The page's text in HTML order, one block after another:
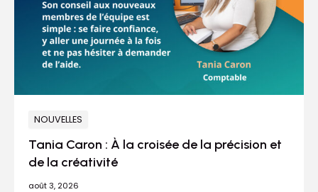
NOUVELLES
Tania Caron : À la croisée de la précision et
de la créativité
août 3, 2026